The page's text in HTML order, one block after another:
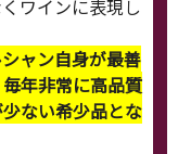
ワインに表現し
ャン自身が最善
年非常に高品質
ない希少品とな